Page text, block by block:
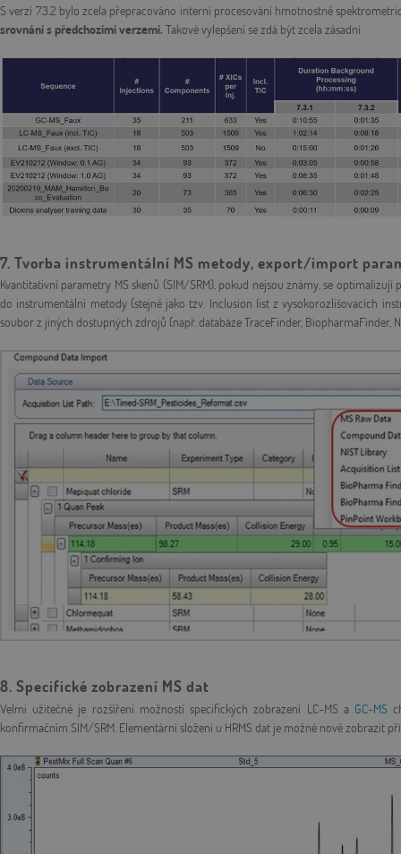
S verzí 7.3.2 bylo zcela přepracováno interní procesování hmotnostně
srovnání s předchozími verzemi. Takové vylepšení se zdá být zcela zásadní.
7. Tvorba instrumentální MS metody, export/import
Kvantitativní parametry MS skenů (SIM/SRM), pokud nejsou známy, se
do instrumentální metody (stejně jako tzv. Inclusion list z vysokorozlišovacích
soubor z jiných dostupných zdrojů (např. databáze TraceFinder, BiopharmaFinder,
8. Specifické zobrazení MS dat
Velmi užitečné je rozšíření možností specifických zobrazení LC-MS a GC-MS
konfirmačním SIM/SRM. Elementární složení u HRMS dat je možné nově zobrazit